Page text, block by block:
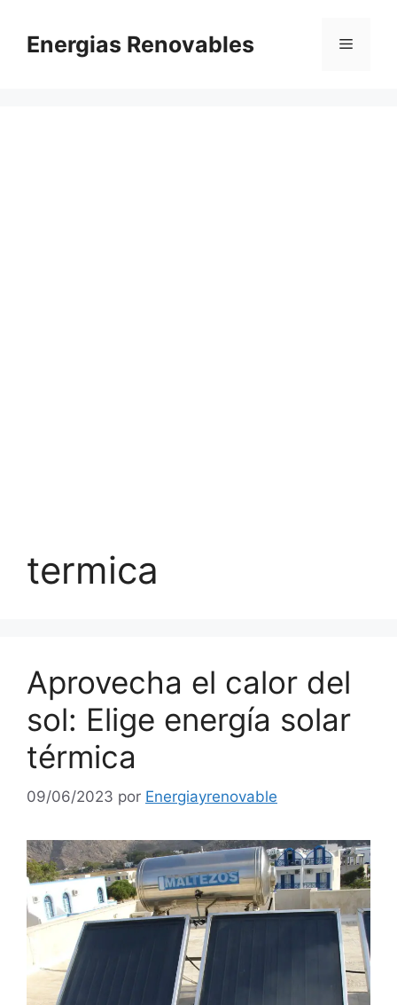
contenido
Energias Renovables Menú
termica
Aprovecha el calor del
sol: Elige energía solar
térmica
09/06/2023 por Energiayrenovable